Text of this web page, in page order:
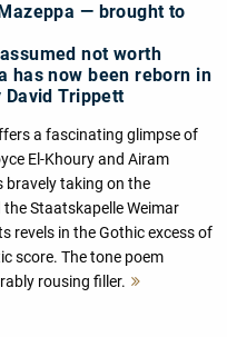
— brought to
not worth
has now been reborn in
David Trippett
a fascinating glimpse of
El-Khoury and Airam
bravely taking on the
Staatskapelle Weimar
revels in the Gothic excess of
score. The tone poem
rousing filler.